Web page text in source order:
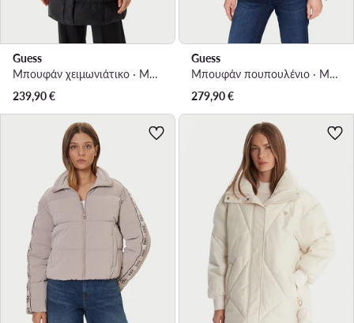
Guess
Μπουφάν χειμωνιάτικο · Μαύρο
239,90€
Guess
Μπουφάν πουπουλένιο · Μαύρο
279,90€